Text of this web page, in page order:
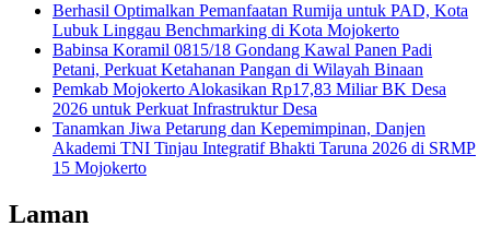
Berhasil Optimalkan Pemanfaatan Rumija untuk PAD, Kota
Lubuk Linggau Benchmarking di Kota Mojokerto
Babinsa Koramil 0815/18 Gondang Kawal Panen Padi
Petani, Perkuat Ketahanan Pangan di Wilayah Binaan
Pemkab Mojokerto Alokasikan Rp17,83 Miliar BK Desa
2026 untuk Perkuat Infrastruktur Desa
Tanamkan Jiwa Petarung dan Kepemimpinan, Danjen
Akademi TNI Tinjau Integratif Bhakti Taruna 2026 di SRMP
15 Mojokerto
Laman